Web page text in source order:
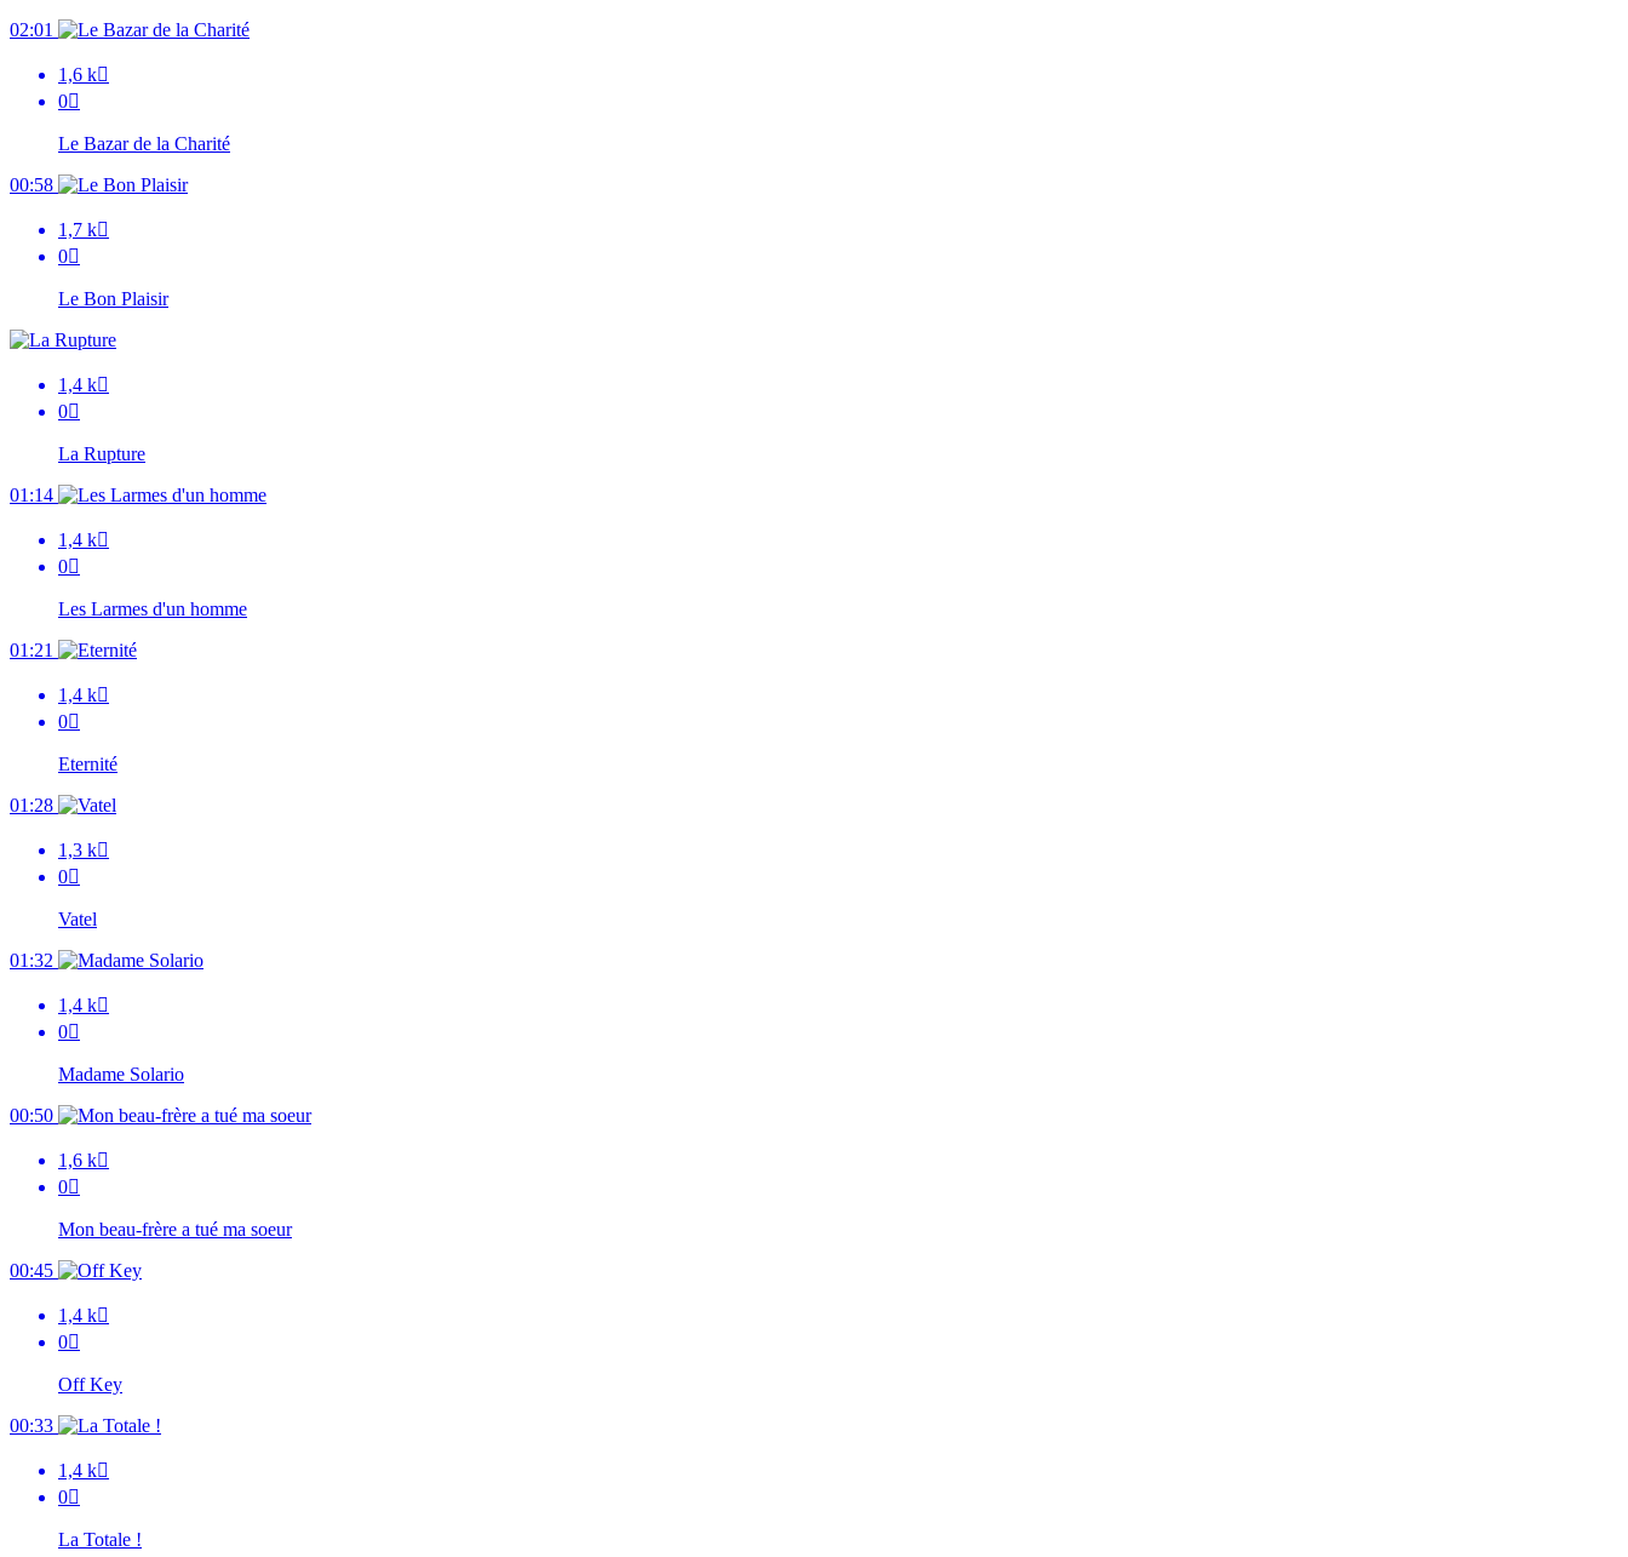
02:01
1,6 k
0
Le Bazar de la Charité
00:58
1,7 k
0
Le Bon Plaisir
1,4 k
0
La Rupture
01:14
1,4 k
0
Les Larmes d'un homme
01:21
1,4 k
0
Eternité
01:28
1,3 k
0
Vatel
01:32
1,4 k
0
Madame Solario
00:50
1,6 k
0
Mon beau-frère a tué ma soeur
00:45
1,4 k
0
Off Key
00:33
1,4 k
0
La Totale !